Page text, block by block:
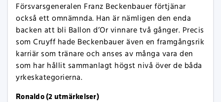
Försvarsgeneralen Franz Beckenbauer förtjänar
också ett omnämnda. Han är nämligen den enda
backen att bli Ballon d’Or vinnare två gånger. Precis
som Cruyff hade Beckenbauer även en framgångsrik
karriär som tränare och anses av många vara den
som har hållit sammanlagt högst nivå över de båda
yrkeskategorierna.
Ronaldo (2 utmärkelser)